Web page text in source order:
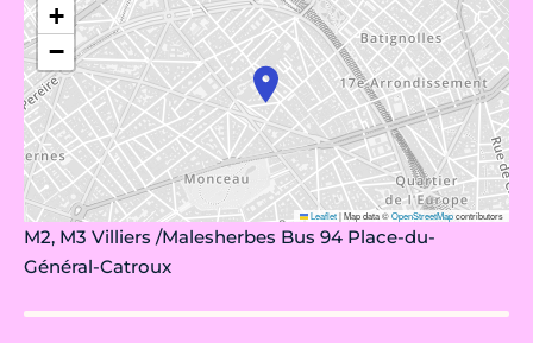
+
−
Leaflet|Map data ©OpenStreetMapcontributors
M2, M3 Villiers /Malesherbes Bus 94 Place-du-
Général-Catroux